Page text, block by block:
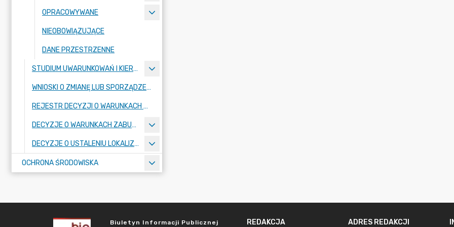
OPRACOWYWANE
NIEOBOWIĄZUJĄCE
DANE PRZESTRZENNE
STUDIUM UWARUNKOWAŃ I KIERUNKÓW ZAGOSPODAROWANIA PRZESTRZENNEGO
WNIOSKI O ZMIANĘ LUB SPORZĄDZENIE AKTÓW PLANOWANIA PRZESTRZENNEGO
REJESTR DECYZJI O WARUNKACH ZABUDOWY
DECYZJE O WARUNKACH ZABUDOWY
DECYZJE O USTALENIU LOKALIZACJI INWESTYCJI CELU PUBLICZNEGO
OCHRONA ŚRODOWISKA
Biuletyn Informacji Publicznej REDAKCJA ADRES REDAKCJI